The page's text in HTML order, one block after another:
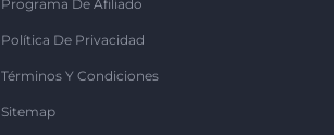
Programa De Afiliado
Política De Privacidad
Términos Y Condiciones
Sitemap